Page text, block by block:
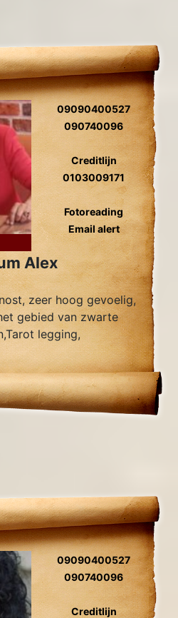
09090400527
090740096
Creditlijn
0103009171
Fotoreading
Email alert
Alex
zeer hoog gevoelig,
gebied van zwarte
legging,
Relatie
09090400527
090740096
Creditlijn